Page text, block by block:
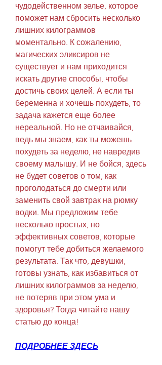
чудодейственном зелье, которое
поможет нам сбросить несколько
лишних килограммов
моментально. К сожалению,
магических эликсиров не
существует и нам приходится
искать другие способы, чтобы
достичь своих целей. А если ты
беременна и хочешь похудеть, то
задача кажется еще более
нереальной. Но не отчаивайся,
ведь мы знаем, как ты можешь
похудеть за неделю, не навредив
своему малышу. И не бойся, здесь
не будет советов о том, как
проголодаться до смерти или
заменить свой завтрак на рюмку
водки. Мы предложим тебе
несколько простых, но
эффективных советов, которые
помогут тебе добиться желаемого
результата. Так что, девушки,
готовы узнать, как избавиться от
лишних килограммов за неделю,
не потеряв при этом ума и
здоровья? Тогда читайте нашу
статью до конца!
ПОДРОБНЕЕ ЗДЕСЬ